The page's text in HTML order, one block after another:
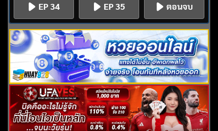
EP 34 EP 35 ตอนจบ